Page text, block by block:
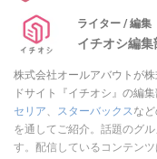
ライター / 編集
イチオシ編集
株式会社オールアバウトが
ドサイト『イチオシ』の編集
セリア、 スターバックスな
を通してご紹介。話題のグ
す。配信しているコンテン